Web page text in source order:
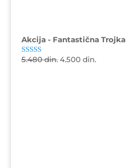
Akcija - Fantastična Trojka
Ocenjeno sa
5.480din. 4.500 din.